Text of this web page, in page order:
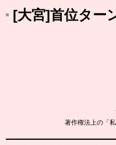
[大宮]首位ター
著作権法上の「